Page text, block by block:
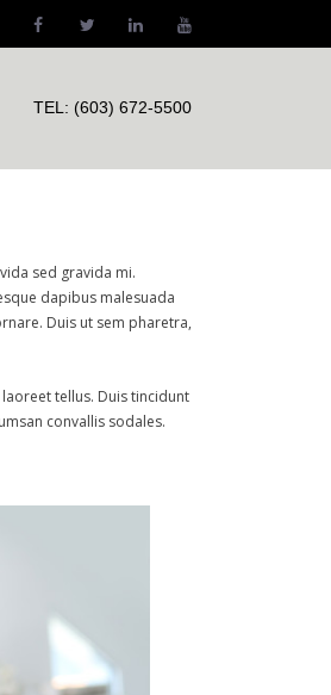
TEL: (603) 672-5500
sed gravida mi.
dapibus malesuada
Duis ut sem pharetra,
tellus. Duis tincidunt
convallis sodales.